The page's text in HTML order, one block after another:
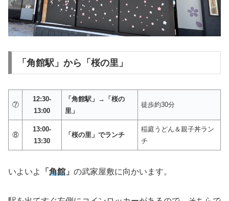
「角館駅」から「桜の里」
⑦
12:30-
13:00
「角館駅」→「桜の
里」
徒歩約30分
⑧
13:00-
13:30
「桜の里」でランチ
稲庭うどん＆親子丼ラン
チ
いよいよ 「 角館 」 の武家屋敷に向かいます。